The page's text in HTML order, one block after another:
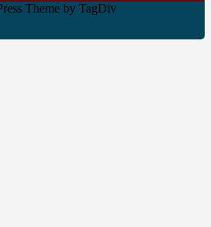
Theme by TagDiv